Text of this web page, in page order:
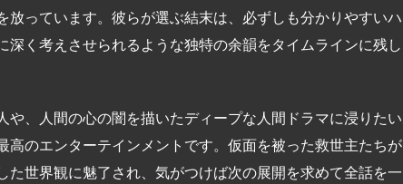
放っています。彼らが選ぶ結末は、必ずしも分かりやすいハ
深く考えさせられるような独特の余韻をタイムラインに残し
や、人間の心の闇を描いたディープな人間ドラマに浸りたい
高のエンターテインメントです。仮面を被った救世主たちが
た世界観に魅了され、気がつけば次の展開を求めて全話を一